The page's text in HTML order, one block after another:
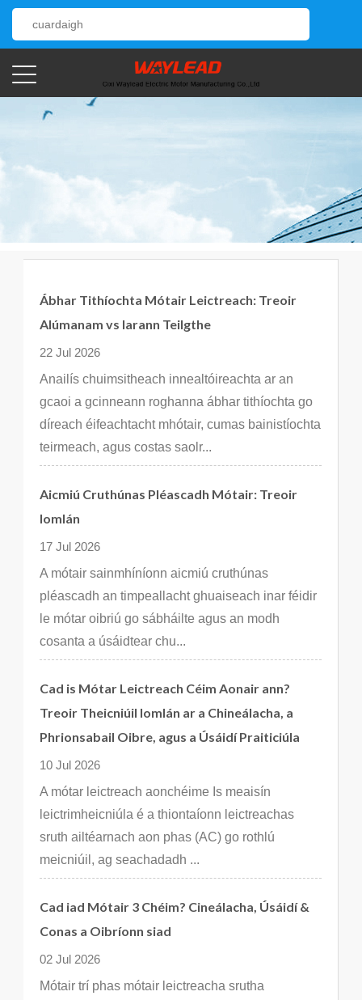
Ábhar Tithíochta Mótair Leictreach: Treoir
Alúmanam vs Iarann ​​Teilgthe
22 Jul 2026
Anailís chuimsitheach innealtóireachta ar an
gcaoi a gcinneann roghanna ábhar tithíochta go
díreach éifeachtacht mhótair, cumas bainistíochta
teirmeach, agus costas saolr...
Aicmiú Cruthúnas Pléascadh Mótair: Treoir
Iomlán
17 Jul 2026
A mótair sainmhíníonn aicmiú cruthúnas
pléascadh an timpeallacht ghuaiseach inar féidir
le mótar oibriú go sábháilte agus an modh
cosanta a úsáidtear chu...
Cad is Mótar Leictreach Céim Aonair ann?
Treoir Theicniúil Iomlán ar a Chineálacha, a
Phrionsabail Oibre, agus a Úsáidí Praiticiúla
10 Jul 2026
A mótar leictreach aonchéime Is meaisín
leictrimheicniúla é a thiontaíonn leictreachas
sruth ailtéarnach aon phas (AC) go rothlú
meicniúil, ag seachadadh ...
Cad iad Mótair 3 Chéim? Cineálacha, Úsáidí &
Conas a Oibríonn siad
02 Jul 2026
Mótair trí phas mótair leictreacha srutha